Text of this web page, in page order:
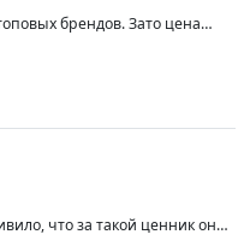
брендов. Зато цена
что за такой ценник она